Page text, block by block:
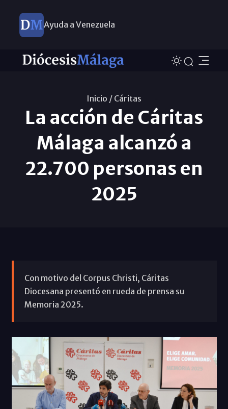
Ayuda a Venezuela
Inicio / Cáritas
La acción de Cáritas
Málaga alcanzó a
22.700 personas en
2025
Con motivo del Corpus Christi, Cáritas
Diocesana presentó en rueda de prensa su
Memoria 2025.